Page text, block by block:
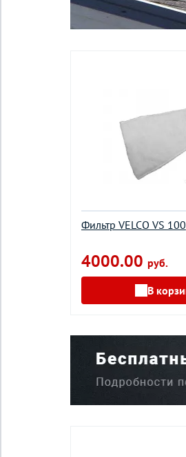
Фильтр VELCO VS 100
4000.00 руб.
В